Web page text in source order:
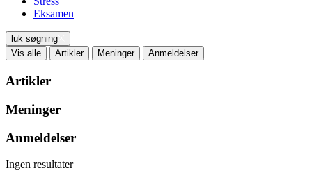
Eksamen
luk søgning
Vis alle
Artikler Meninger Anmeldelser
Artikler
Meninger
Anmeldelser
Ingen resultater